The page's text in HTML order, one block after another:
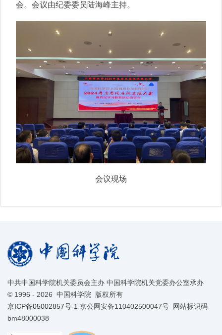
会。会议由纪委委员陆海峰主持。
会议现场
中共中国科学院机关委员会主办 中国科学院机关党委办公室承办
© 1996 - 2026 中国科学院 版权所有
京ICP备05002857号-1 京公网安备110402500047号 网站标识码
bm48000038